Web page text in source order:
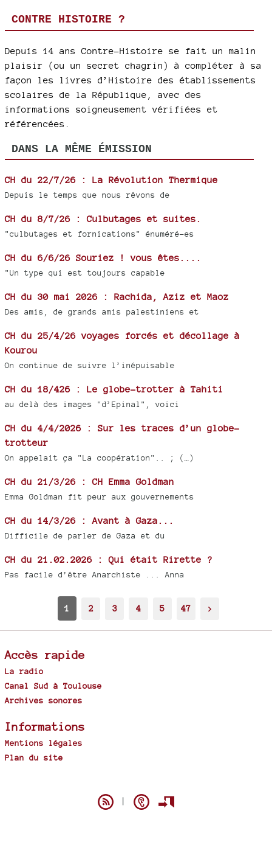
CONTRE HISTOIRE ?
Depuis 14 ans Contre-Histoire se fait un malin
plaisir (ou un secret chagrin) à compléter à sa
façon les livres d’Histoire des établissements
scolaires de la République, avec des
informations soigneusement vérifiées et
référencées.
DANS LA MÊME ÉMISSION
CH du 22/7/26 : La Révolution Thermique
Depuis le temps que nous rêvons de
CH du 8/7/26 : Culbutages et suites.
"culbutages et fornications" énuméré-es
CH du 6/6/26 Souriez ! vous êtes....
"Un type qui est toujours capable
CH du 30 mai 2026 : Rachida, Aziz et Maoz
Des amis, de grands amis palestiniens et
CH du 25/4/26 voyages forcés et décollage à
Kourou
On continue de suivre l’inépuisable
CH du 18/426 : Le globe-trotter à Tahiti
au delà des images "d’Epinal", voici
CH du 4/4/2026 : Sur les traces d’un globe-
trotteur
On appelait ça "La coopération".. ; (…)
CH du 21/3/26 : CH Emma Goldman
Emma Goldman fit peur aux gouvernements
CH du 14/3/26 : Avant à Gaza...
Difficile de parler de Gaza et du
CH du 21.02.2026 : Qui était Rirette ?
Pas facile d’être Anarchiste ... Anna
1 2 3 4 5 47 >
Accès rapide
La radio
Canal Sud à Toulouse
Archives sonores
Informations
Mentions légales
Plan du site
|